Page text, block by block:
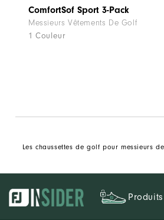
ComfortSof Sport 3-Pack
Messieurs Vêtements De Golf
1 Couleur
Les chaussettes de golf pour messieurs